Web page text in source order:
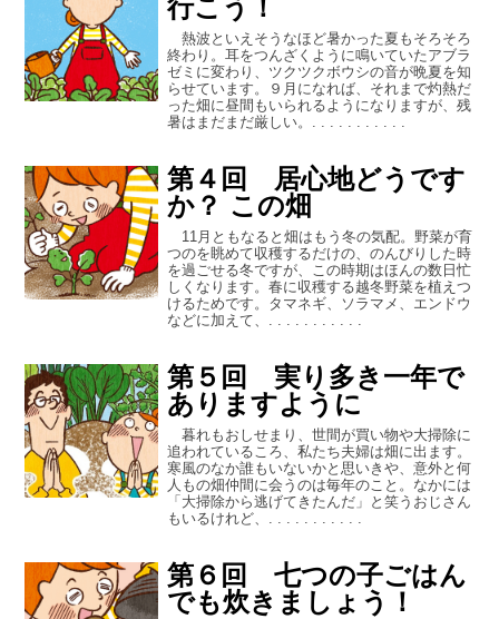
行こう！
熱波といえそうなほど暑かった夏もそろそろ
終わり。耳をつんざくように鳴いていたアブラ
ゼミに変わり、ツクツクボウシの音が晩夏を知
らせています。９月になれば、それまで灼熱だ
った畑に昼間もいられるようになりますが、残
暑はまだまだ厳しい。. . . . . . . . . . .
第４回 居心地どうです
か？ この畑
11月ともなると畑はもう冬の気配。野菜が育
つのを眺めて収穫するだけの、のんびりした時
を過ごせる冬ですが、この時期はほんの数日忙
しくなります。春に収穫する越冬野菜を植えつ
けるためです。タマネギ、ソラマメ、エンドウ
などに加えて、. . . . . . . . . . .
第５回 実り多き一年で
ありますように
暮れもおしせまり、世間が買い物や大掃除に
追われているころ、私たち夫婦は畑に出ます。
寒風のなか誰もいないかと思いきや、意外と何
人もの畑仲間に会うのは毎年のこと。なかには
「大掃除から逃げてきたんだ」と笑うおじさん
もいるけれど、. . . . . . . . . . .
第６回 七つの子ごはん
でも炊きましょう！